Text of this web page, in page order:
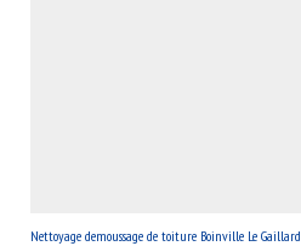
Nettoyage demoussage de toiture Boinville Le Gaillard